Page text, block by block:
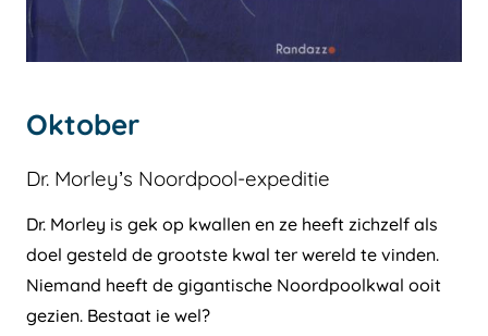
Oktober
Dr. Morley’s Noordpool-expeditie
Dr. Morley is gek op kwallen en ze heeft zichzelf als
doel gesteld de grootste kwal ter wereld te vinden.
Niemand heeft de gigantische Noordpoolkwal ooit
gezien. Bestaat ie wel?